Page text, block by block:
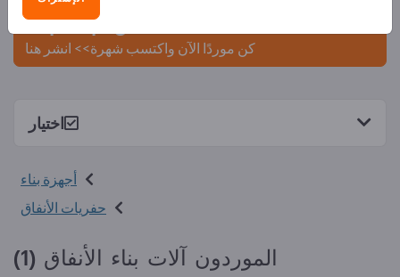
Exportpages.
كن موردًا الآن واكتسب شهرة>> انشر هنا
اختيار
أجهزة بناء
حفريات الأنفاق
الموردون آلات بناء الأنفاق (1)